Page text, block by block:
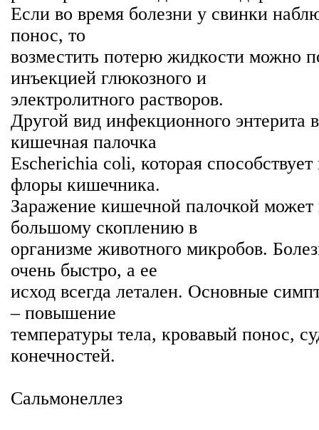
Если во время болезни у свинки
понос, то
возместить потерю жидкости можно
инъекцией глюкозного и
электролитного растворов.
Другой вид инфекционного энтерита
кишечная палочка
Escherichia соli, которая
флоры кишечника.
Заражение кишечной палочкой может
большому скоплению в
организме животного микробов.
очень быстро, а ее
исход всегда летален. Основные
– повышение
температуры тела, кровавый понос,
конечностей.
Сальмонеллез